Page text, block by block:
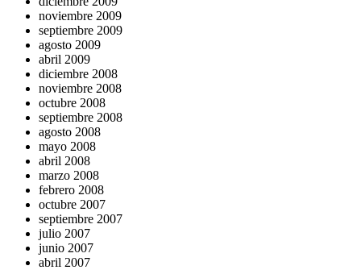
noviembre 2009
septiembre 2009
agosto 2009
abril 2009
diciembre 2008
noviembre 2008
octubre 2008
septiembre 2008
agosto 2008
mayo 2008
abril 2008
marzo 2008
febrero 2008
octubre 2007
septiembre 2007
julio 2007
junio 2007
abril 2007